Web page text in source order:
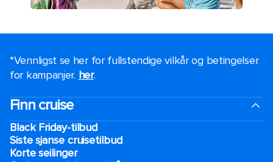
*Vennligst se her for fullstendige vilkår og betingelser
for kampanjer. her.
Finn cruise
Black Friday-tilbud
Siste sjanse cruisetilbud
Korte seilinger